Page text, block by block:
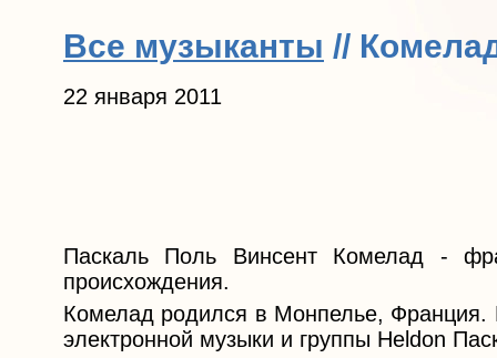
Все музыканты //
22 января 2011
Паскаль Поль Винсент Комелад -
происхождения.
Комелад родился в Монпелье, Франция.
электронной музыки и группы Heldon